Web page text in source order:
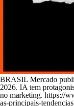
BRASIL Mercado
2026. IA tem
no marketing. https://
as-principais-